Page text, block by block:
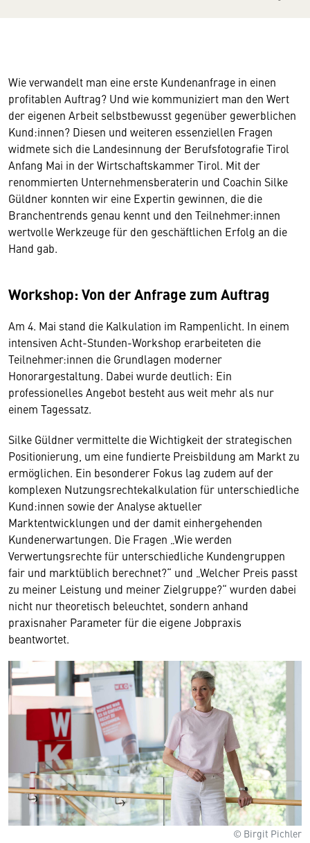
Wie verwandelt man eine erste Kundenanfrage in einen
profitablen Auftrag? Und wie kommuniziert man den Wert
der eigenen Arbeit selbstbewusst gegenüber gewerblichen
Kund:innen? Diesen und weiteren essenziellen Fragen
widmete sich die Landesinnung der Berufsfotografie Tirol
Anfang Mai in der Wirtschaftskammer Tirol. Mit der
renommierten Unternehmensberaterin und Coachin Silke
Güldner konnten wir eine Expertin gewinnen, die die
Branchentrends genau kennt und den Teilnehmer:innen
wertvolle Werkzeuge für den geschäftlichen Erfolg an die
Hand gab.
Workshop: Von der Anfrage zum Auftrag
Am 4. Mai stand die Kalkulation im Rampenlicht. In einem
intensiven Acht-Stunden-Workshop erarbeiteten die
Teilnehmer:innen die Grundlagen moderner
Honorargestaltung. Dabei wurde deutlich: Ein
professionelles Angebot besteht aus weit mehr als nur
einem Tagessatz.
Silke Güldner vermittelte die Wichtigkeit der strategischen
Positionierung, um eine fundierte Preisbildung am Markt zu
ermöglichen. Ein besonderer Fokus lag zudem auf der
komplexen Nutzungsrechtekalkulation für unterschiedliche
Kund:innen sowie der Analyse aktueller
Marktentwicklungen und der damit einhergehenden
Kundenerwartungen. Die Fragen „Wie werden
Verwertungsrechte für unterschiedliche Kundengruppen
fair und marktüblich berechnet?“ und „Welcher Preis passt
zu meiner Leistung und meiner Zielgruppe?“ wurden dabei
nicht nur theoretisch beleuchtet, sondern anhand
praxisnaher Parameter für die eigene Jobpraxis
beantwortet.
© Birgit Pichler